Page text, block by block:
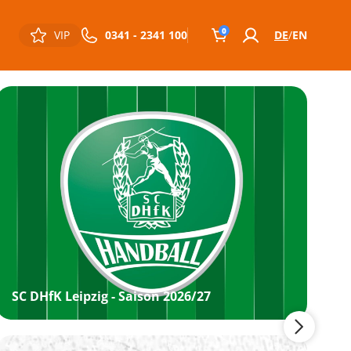
VIP 0341 - 2341 100 0 DE EN
SC DHfK Leipzig - Saison 2026/27